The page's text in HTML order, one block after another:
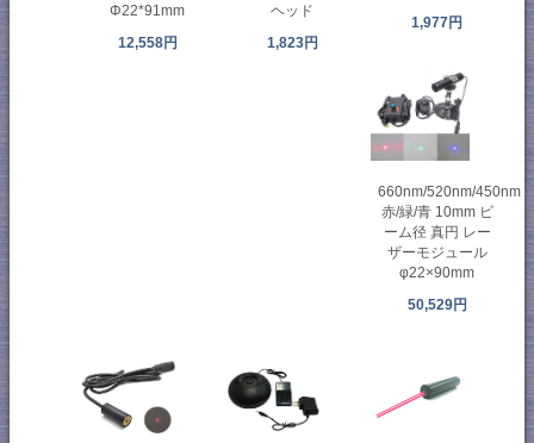
Φ22*91mm
12,558円
ヘッド
1,823円
1,977円
660nm/520nm/450nm
赤/緑/青 10mm ビ
ーム径 真円 レー
ザーモジュール
φ22×90mm
50,529円